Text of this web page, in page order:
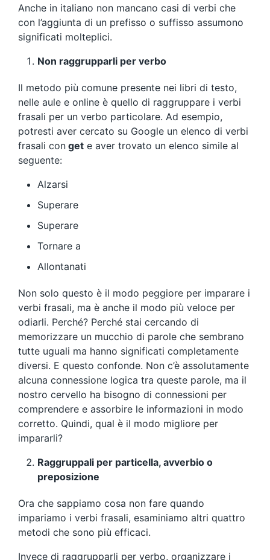
Anche in italiano non mancano casi di verbi che
con l’aggiunta di un prefisso o suffisso assumono
significati molteplici.
Non raggrupparli per verbo
Il metodo più comune presente nei libri di testo,
nelle aule e online è quello di raggruppare i verbi
frasali per un verbo particolare. Ad esempio,
potresti aver cercato su Google un elenco di verbi
frasali con get e aver trovato un elenco simile al
seguente:
Alzarsi
Superare
Superare
Tornare a
Allontanati
Non solo questo è il modo peggiore per imparare i
verbi frasali, ma è anche il modo più veloce per
odiarli. Perché? Perché stai cercando di
memorizzare un mucchio di parole che sembrano
tutte uguali ma hanno significati completamente
diversi. E questo confonde. Non c’è assolutamente
alcuna connessione logica tra queste parole, ma il
nostro cervello ha bisogno di connessioni per
comprendere e assorbire le informazioni in modo
corretto. Quindi, qual è il modo migliore per
impararli?
Raggruppali per particella, avverbio o
preposizione
Ora che sappiamo cosa non fare quando
impariamo i verbi frasali, esaminiamo altri quattro
metodi che sono più efficaci.
Invece di raggrupparli per verbo, organizzare i